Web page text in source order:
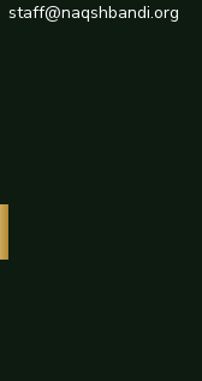
staff@naqshbandi.org